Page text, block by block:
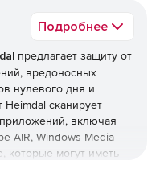
Подробнее
предлагает защиту от
вредоносных
нулевого дня и
сканирует
включая
AIR, Windows Media
которые могут иметь